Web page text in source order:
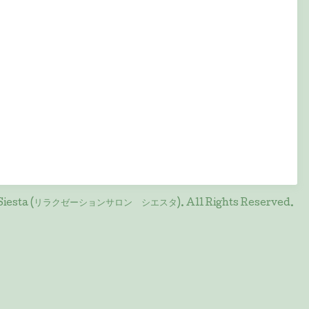
(リラクゼーションサロン シエスタ). All Rights Reserved.